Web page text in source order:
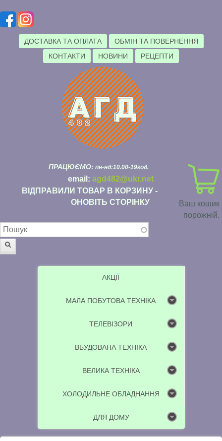
ДОСТАВКА ТА ОПЛАТА
ОБМІН ТА ПОВЕРНЕННЯ
КОНТАКТИ
НОВИНИ РЕЦЕПТИ
Ваш кошик
порожній.
ПРАЦЮЄМО: пн-нд:10.00-19год.
email: agd482@ukr.net
ВІДПРАВИЛИ ТОВАР В КОРЗИНУ -
ОНОВІТЬ СТОРІНКУ
Пошукова форма
АКЦІЇ
МАЛА ПОБУТОВА ТЕХНІКА
ТЕЛЕВІЗОРИ
ВБУДОВАНА ТЕХНІКА
ВЕЛИКА ТЕХНІКА
ХОЛОДИЛЬНЕ ОБЛАДНАННЯ
ДЛЯ ДОМУ